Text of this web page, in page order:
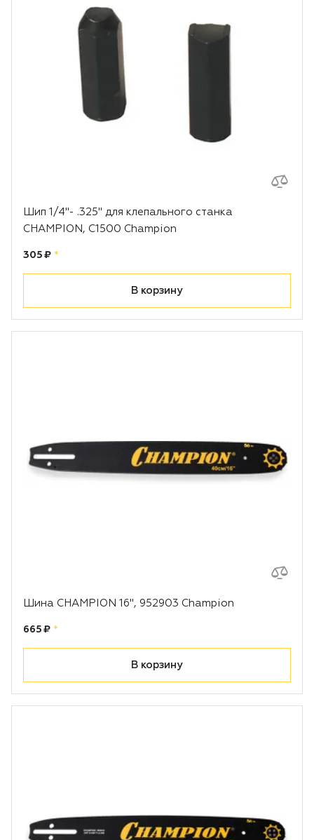
Шип 1/4"- .325" для клепального станка
CHAMPION, C1500 Champion
Цена:
305 ₽ рублей
*
В корзину
Шина CHAMPION 16", 952903 Champion
Цена:
665 ₽ рублей
*
В корзину